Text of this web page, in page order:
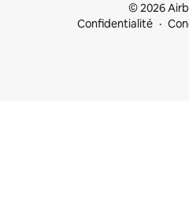
© 2026
Confidentialité